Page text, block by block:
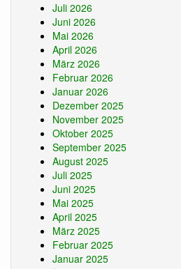
Juli 2026
Juni 2026
Mai 2026
April 2026
März 2026
Februar 2026
Januar 2026
Dezember 2025
November 2025
Oktober 2025
September 2025
August 2025
Juli 2025
Juni 2025
Mai 2025
April 2025
März 2025
Februar 2025
Januar 2025